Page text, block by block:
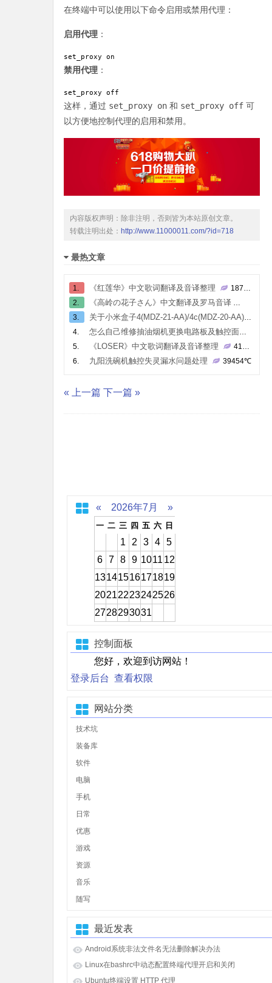
在终端中可以使用以下命令启用或禁用代理：
启用代理 ：
set_proxy on
禁用代理 ：
set_proxy off
这样，通过 set_proxy on 和 set_proxy off 可
以方便地控制代理的启用和禁用。
内容版权声明：除非注明，否则皆为本站原创文章。
转载注明出处：http://www.11000011.com/?id=718
最热文章
1. 《红莲华》中文歌词翻译及音译整理 187795
2.
《高岭の花子さん》中文翻译及罗马音译
3.
关于小米盒子4(MDZ-21-AA)/4c(MDZ-20-AA)的root
4. 怎么自己维修抽油烟机更换电路板及触控面板
5.
《LOSER》中文歌词翻译及音译整理 41303
6.
九阳洗碗机触控失灵漏水问题处理 39454℃
« 上一篇 下一篇 »
« 2026年7月 »
一 二 三 四 五 六 日
1 2 3 4
5
6
7 8 9 1011 12
13141516171819
20212223242526
2728293031
控制面板
您好，欢迎到访网站！
登录后台 查看权限
网站分类
技术坑
装备库
软件
电脑
手机
日常
优惠
游戏
资源
音乐
随写
最近发表
Android系统非法文件名无法删除解决办法
Linux在bashrc中动态配置终端代理开启和关闭
Ubuntu终端设置 HTTP 代理